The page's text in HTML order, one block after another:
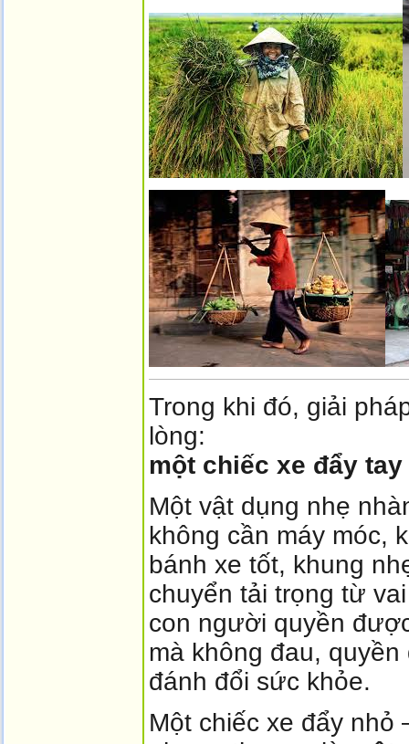
Trong khi đó, giải
lòng:
một chiếc xe đẩy
Một vật dụng nhẹ
không cần máy móc,
bánh xe tốt, khung
chuyển tải trọng từ
con người quyền
mà không đau,
đánh đổi sức khỏe.
Một chiếc xe đẩy